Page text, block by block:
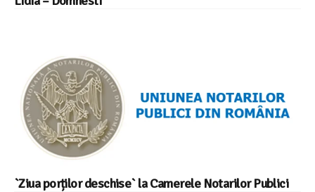
`Ziua porților deschise` la Camerele Notarilor Publici